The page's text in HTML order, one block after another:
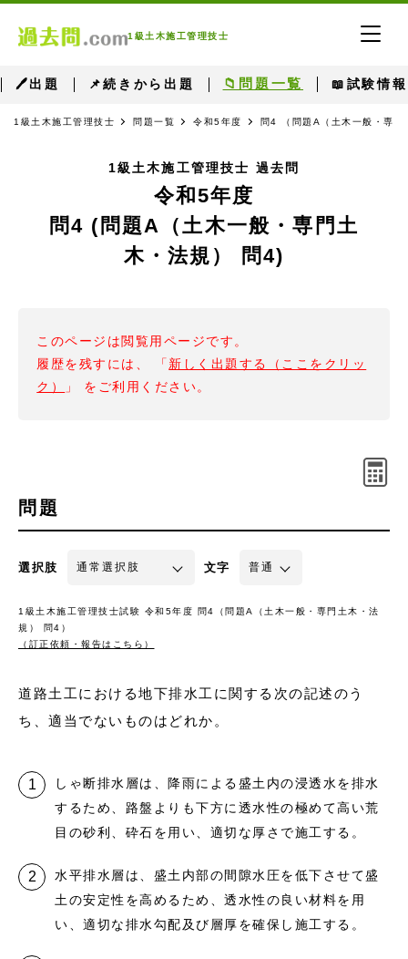
1級土木施工管理技士
🖊出題 📌続きから出題 📁問題一覧 📖試験情報
1級土木施工管理技士 問題一覧 令和5年度 問4 （問題A（土木一般・専
1級土木施工管理技士 過去問
令和5年度
問4 (問題A（土木一般・専門土
木・法規） 問4)
このページは閲覧用ページです。
履歴を残すには、 「 新しく出題する（ここをクリッ
ク）
」 をご利用ください。
問題
選択肢 文字
1級土木施工管理技士試験 令和5年度 問4（問題A（土木一般・専門土木・法
規） 問4）
（訂正依頼・報告はこちら）
道路土工における地下排水工に関する次の記述のう
ち、適当でないものはどれか。
しゃ断排水層は、降雨による盛土内の浸透水を排水
するため、路盤よりも下方に透水性の極めて高い荒
目の砂利、砕石を用い、適切な厚さで施工する。
水平排水層は、盛土内部の間隙水圧を低下させて盛
土の安定性を高めるため、透水性の良い材料を用
い、適切な排水勾配及び層厚を確保し施工する。